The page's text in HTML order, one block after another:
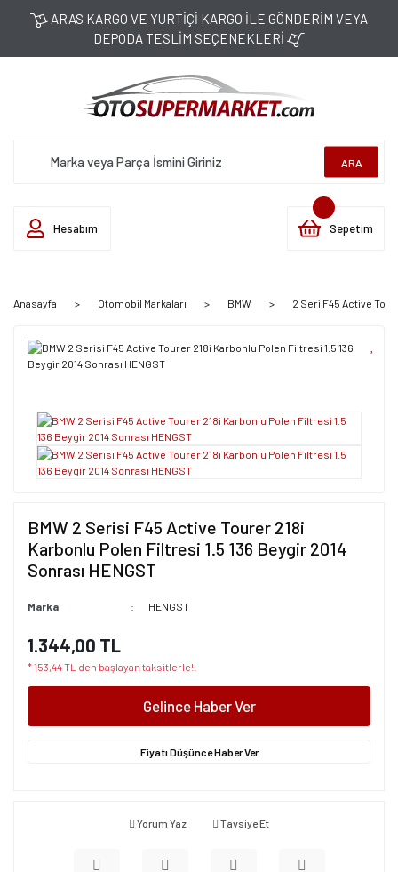
ARAS KARGO VE YURTİÇİ KARGO İLE GÖNDERİM VEYA
DEPODA TESLİM SEÇENEKLERİ
ARA
Hesabım Sepetim
Anasayfa Otomobil Markaları BMW 2 Seri F45 Active
BMW 2 Serisi F45 Active Tourer 218i
Karbonlu Polen Filtresi 1.5 136 Beygir 2014
Sonrası HENGST
Marka HENGST
1.344,00 TL
* 153,44 TL den başlayan taksitlerle!!
Gelince Haber Ver
Fiyatı Düşünce Haber Ver
Yorum Yaz Tavsiye Et